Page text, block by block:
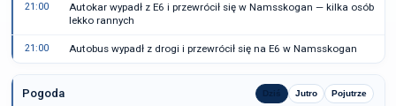
21:00
Autokar wypadł z E6 i przewrócił się w Namsskogan — kilka osób
lekko rannych
21:00 Autobus wypadł z drogi i przewrócił się na E6 w Namsskogan
Pogoda Dziś Jutro Pojutrze